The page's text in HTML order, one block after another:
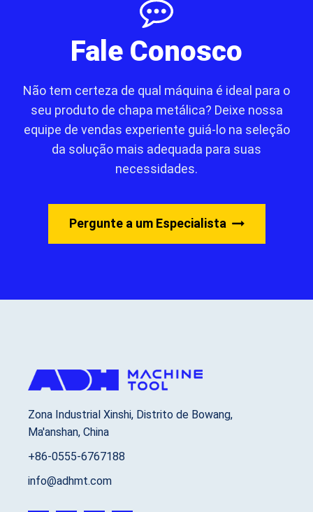
Fale Conosco
Não tem certeza de qual máquina é ideal para o
seu produto de chapa metálica? Deixe nossa
equipe de vendas experiente guiá-lo na seleção
da solução mais adequada para suas
necessidades.
Pergunte a um Especialista
Zona Industrial Xinshi, Distrito de Bowang,
Ma'anshan, China
+86-0555-6767188
info@adhmt.com